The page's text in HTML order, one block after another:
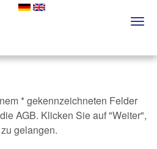
* gekennzeichneten Felder
AGB. Klicken Sie auf "Weiter",
gelangen.